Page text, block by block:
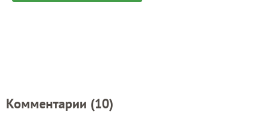
Комментарии (10)